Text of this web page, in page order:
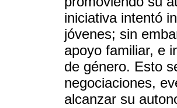
iniciativa intentó
jóvenes; sin
apoyo familiar, e
de género. Esto
negociaciones,
alcanzar su